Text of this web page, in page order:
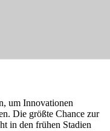
um Innovationen
Die größte Chance zur
in den frühen Stadien